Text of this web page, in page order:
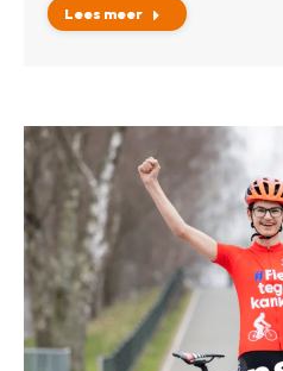
Lees meer